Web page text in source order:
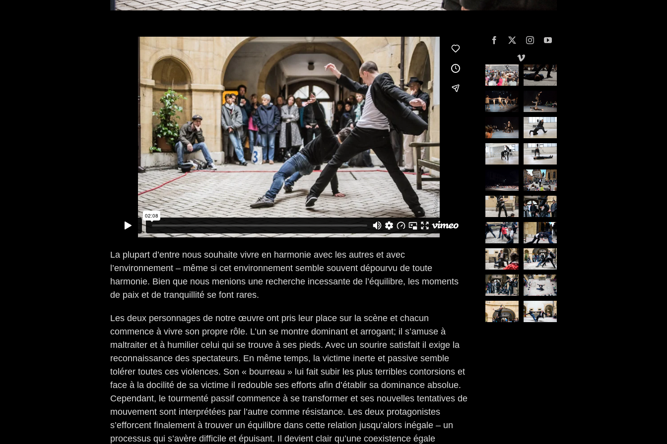
La plupart d’entre nous souhaite vivre en harmonie avec les autres et avec
l’environnement – même si cet environnement semble souvent dépourvu de toute
harmonie. Bien que nous menions une recherche incessante de l’équilibre, les moments
de paix et de tranquillité se font rares.
Les deux personnages de notre œuvre ont pris leur place sur la scène et chacun
commence à vivre son propre rôle. L’un se montre dominant et arrogant; il s’amuse à
maltraiter et à humilier celui qui se trouve à ses pieds. Avec un sourire satisfait il exige la
reconnaissance des spectateurs. En même temps, la victime inerte et passive semble
tolérer toutes ces violences. Son « bourreau » lui fait subir les plus terribles contorsions et
face à la docilité de sa victime il redouble ses efforts afin d’établir sa dominance absolue.
Cependant, le tourmenté passif commence à se transformer et ses nouvelles tentatives de
mouvement sont interprétées par l’autre comme résistance. Les deux protagonistes
s’efforcent finalement à trouver un équilibre dans cette relation jusqu’alors inégale – un
processus qui s’avère difficile et épuisant. Il devient clair qu’une coexistence égale